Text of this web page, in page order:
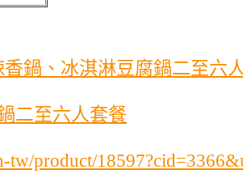
、冰淇淋豆腐鍋二至六
二至六人套餐
tw/product/